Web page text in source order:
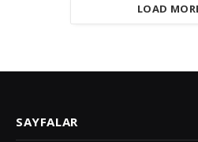
LOAD
SAYFALAR